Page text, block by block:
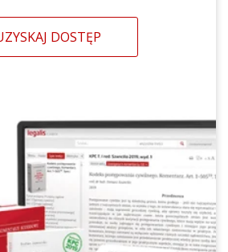
DOSTĘP